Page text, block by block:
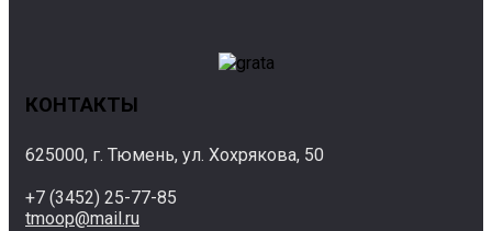
КОНТАКТЫ
625000, г. Тюмень, ул. Хохрякова, 50
+7 (3452) 25-77-85
tmoop@mail.ru